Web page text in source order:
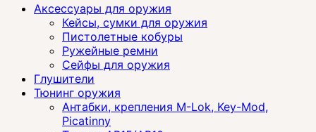
Аксессуары для оружия
Кейсы, сумки для оружия
Пистолетные кобуры
Ружейные ремни
Сейфы для оружия
Глушители
Тюнинг оружия
Антабки, крепления M-Lok, Key-Mod,
Picatinny